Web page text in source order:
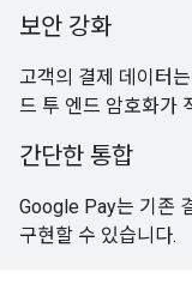
보안 강화
고객의 결제 데이터
드 투 엔드 암호화가
간단한 통합
Google Pay는 기존
구현할 수 있습니다.